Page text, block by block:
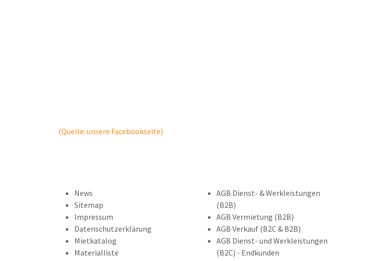
(Quelle: unsere Facebookseite)
News
Sitemap
Impressum
Datenschutzerklärung
Mietkatalog
Materialliste
AGB Dienst- & Werkleistungen
(B2B)
AGB Vermietung (B2B)
AGB Verkauf (B2C & B2B)
AGB Dienst- und Werkleistungen
(B2C) - Endkunden